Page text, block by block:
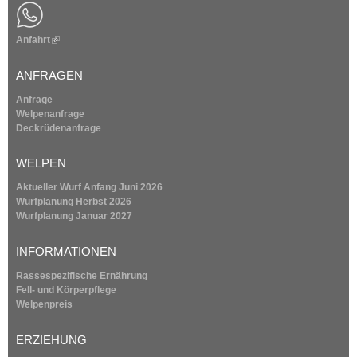
s
1
9
9
4
Anfahrt(
i
n
k
i
s
t
e
r
n
)
ANFRAGEN
Anfrage
Welpenanfrage
Deckrüdenanfrage
WELPEN
Aktueller Wurf Anfang Juni 2026
Wurfplanung Herbst 2026
Wurfplanung Januar 2027
INFORMATIONEN
Rassespezifische Ernährung
Fell- und Körperpflege
Welpenpreis
ERZIEHUNG